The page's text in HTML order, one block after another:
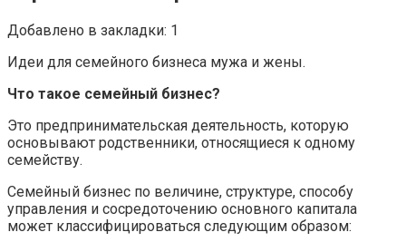
Добавлено в закладки: 1
Идеи для семейного бизнеса мужа и жены.
Что такое семейный бизнес?
Это предпринимательская деятельность, которую
основывают родственники, относящиеся к одному
семейству.
Семейный бизнес по величине, структуре, способу
управления и сосредоточению основного капитала
может классифицироваться следующим образом: